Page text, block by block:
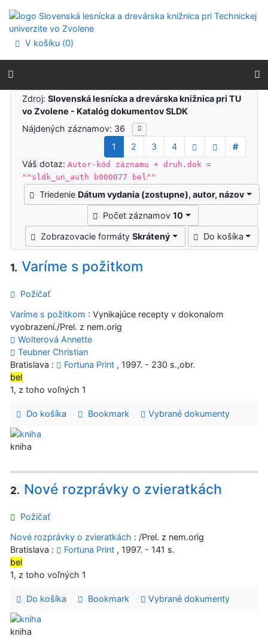
Prejsť na menu
Prehlásenie o webovej prístupnosti
V košíku (0)
Výsledky vyhľadávania
Zdroj:Slovenská lesnícka a drevárska knižnica pri TU
vo Zvolene - Katalóg dokumentov SLDK
Nájdených záznamov: 36
1
2 3 4
#
Váš dotaz:Autor-kód záznamu + druh.dok =
"^sldk_un_auth b000077 bel^"
Triedenie Dátum vydania (zostupne), autor, názov
Počet záznamov10
Zobrazovacie formátySkrátený Do košíka
1. Varíme s požitkom
Požičať
Varíme s požitkom : Vynikajúce recepty v dokonalom
vyobrazení./Prel. z nem.orig
Wolterová Annette
Teubner Christian
Bratislava :
Fortuna Print , 1997. - 230 s.,obr.
bel
1, z toho voľných 1
Do košíka Bookmark Vybrané dokumenty
kniha
2. Nové rozprávky o zvieratkách
Požičať
Nové rozprávky o zvieratkách : /Prel. z nem.orig
Bratislava :
Fortuna Print , 1997. - 141 s.
bel
1, z toho voľných 1
Do košíka Bookmark Vybrané dokumenty
kniha